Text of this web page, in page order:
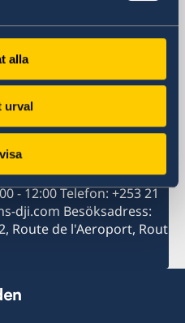
alla
urval
Djibouti Öppningstider:
- 12:00 Telefon: +253 21
dji.com Besöksadress:
Route de l'Aeroport, Rout